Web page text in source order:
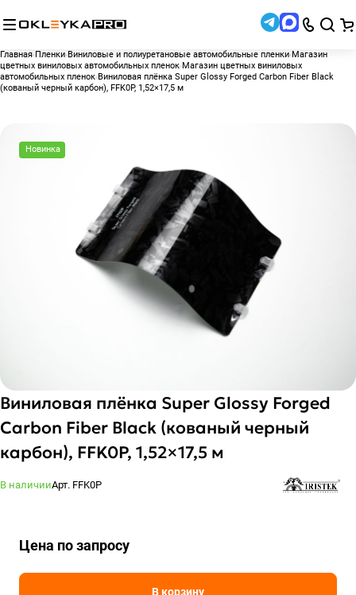
Главная Пленки Виниловые и полиуретановые автомобильные пленки Магазин
цветных виниловых автомобильных пленок Магазин цветных виниловых
автомобильных пленок Виниловая плёнка Super Glossy Forged Carbon Fiber Black
(кованый черный карбон), FFK0P, 1,52×17,5 м
Новинка
Виниловая плёнка Super Glossy Forged
Carbon Fiber Black (кованый черный
карбон), FFK0P, 1,52×17,5 м
В наличииАрт. FFK0P
Цена по запросу
В корзину